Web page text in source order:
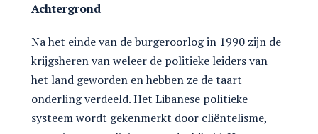
Achtergrond
Na het einde van de burgeroorlog in 1990 zijn de
krijgsheren van weleer de politieke leiders van
het land geworden en hebben ze de taart
onderling verdeeld. Het Libanese politieke
systeem wordt gekenmerkt door cliëntelisme,